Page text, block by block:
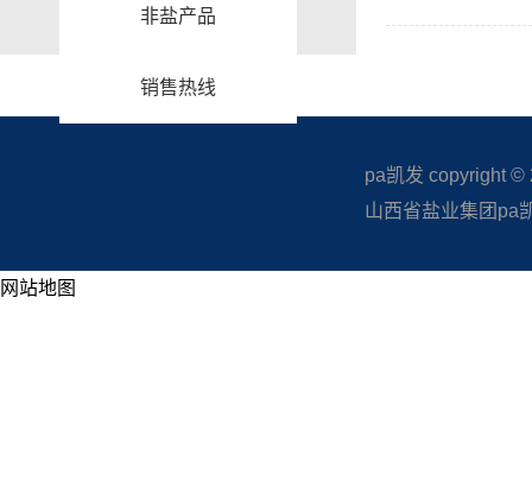
非盐产品
销售热线
pa凯发 copyright ©
山西省盐业集团pa
网站地图